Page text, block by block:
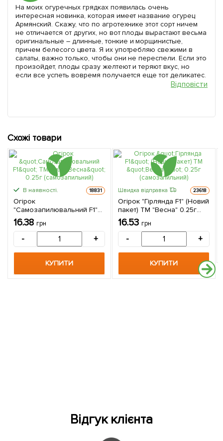
На моих огуречных грядках появилась очень
интересная новинка, которая имеет название огурец
Армянский. Скажу, что по агротехнике этот сорт ничем
не отличается от других, но вот плоды вырастают весьма
оригинальные – длинные, тонкие и морщинистые,
причем белесого цвета. Я их употребляю свежими в
салаты, важно только, чтобы они не переспели. Если это
произойдет, плоды сразу желтеют и теряют вкус, но
если все успеть вовремя получается еще тот деликатес.
Відповісти
Схожі товари
В наявності. 18831
Огірок
"Самозапилювальний F1"
ТМ "Весна" 0.25г
(самозапильний)
16.38 грн
- +
КУПИТИ
Швидка відправка 23618
Огірок "Гірлянда F1" (Новий
пакет) ТМ "Весна" 0.25г
(самозапильний)
16.53 грн
- +
КУПИТИ
Відгук клієнта